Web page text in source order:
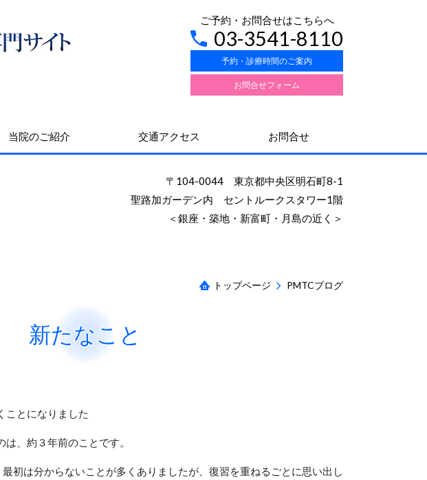
ご予約・お問合せはこちらへ
03-3541-8110
予約・診療時間のご案内
お問合せフォーム
当院のご紹介 交通アクセス お問合せ
〒104-0044 東京都中央区明石町8-1
聖路加ガーデン内 セントルークスタワー1階
＜銀座・築地・新富町・月島の近く＞
トップページ PMTCブログ
新たなこと
ことになりました
、約３年前のことです。
初は分からないことが多くありましたが、復習を重ねるごとに思い出し